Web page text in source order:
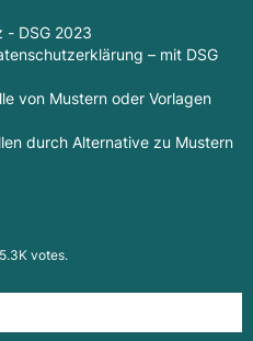
- DSG 2023
– mit DSG
von Mustern oder Vorlagen
durch Alternative zu Mustern
votes.